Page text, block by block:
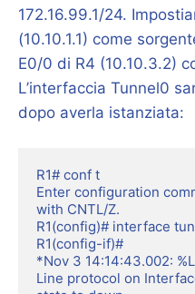
172.16.99.1/24.
(10.10.1.1) come
E0/0 di R4 (10.10.3.2)
L’interfaccia Tunnel0
dopo averla istanziata:
R1# conf t
Enter configuration
with CNTL/Z.
R1(config)# interface
R1(config-if)#
*Nov 3 14:14:43.002:
Line protocol on